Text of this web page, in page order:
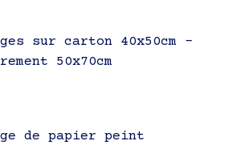
sur carton 40x50cm –
50x70cm
de papier peint